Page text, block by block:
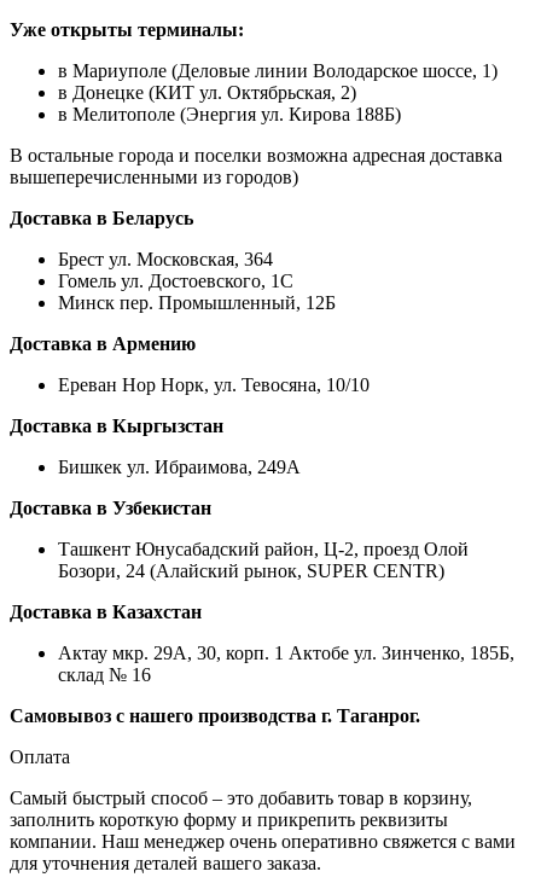
Уже открыты терминалы:
в Мариуполе (Деловые линии Володарское шоссе, 1)
в Донецке (КИТ ул. Октябрьская, 2)
в Мелитополе (Энергия ул. Кирова 188Б)
В остальные города и поселки возможна адресная доставка
вышеперечисленными из городов)
Доставка в Беларусь
Брест ул. Московская, 364
Гомель ул. Достоевского, 1С
Минск пер. Промышленный, 12Б
Доставка в Армению
Ереван Нор Норк, ул. Тевосяна, 10/10
Доставка в Кыргызстан
Бишкек ул. Ибраимова, 249А
Доставка в Узбекистан
Ташкент Юнусабадский район, Ц-2, проезд Олой
Бозори, 24 (Алайский рынок, SUPER CENTR)
Доставка в Казахстан
Актау мкр. 29А, 30, корп. 1 Актобе ул. Зинченко, 185Б,
склад № 16
Самовывоз с нашего производства г. Таганрог.
Оплата
Самый быстрый способ – это добавить товар в корзину,
заполнить короткую форму и прикрепить реквизиты
компании. Наш менеджер очень оперативно свяжется с вами
для уточнения деталей вашего заказа.